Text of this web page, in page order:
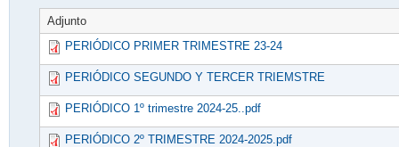
Adjunto
PERIÓDICO PRIMER TRIMESTRE 23-24
PERIÓDICO SEGUNDO Y TERCER TRIEMSTRE
PERIÓDICO 1º trimestre 2024-25..pdf
PERIÓDICO 2º TRIMESTRE 2024-2025.pdf